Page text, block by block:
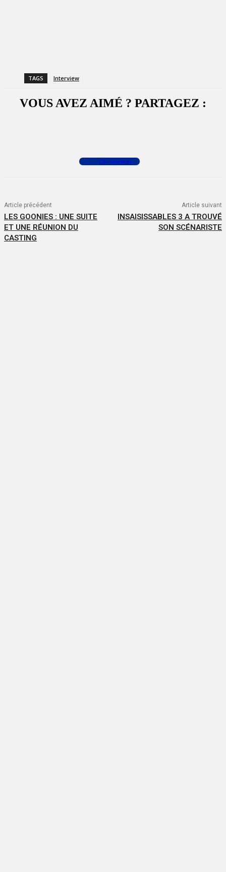
TAGS Interview
VOUS AVEZ AIMÉ ? PARTAGEZ :
Commenter
Article précédent
LES GOONIES : UNE SUITE
ET UNE RÉUNION DU
CASTING
Article suivant
INSAISISSABLES 3 A TROUVÉ
SON SCÉNARISTE